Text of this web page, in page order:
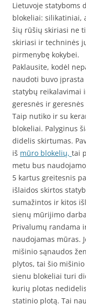
Lietuvoje statyboms
blokeliai: silikatiniai,
šių rūšių skiriasi ne
skiriasi ir techninės
pirmenybę kokybei.
Paklausite, kodėl
naudoti buvo
statybų reikalavimai
geresnės ir
Taip nutiko ir su
blokeliai. Palyginus
didelis skirtumas.
iš mūro blokelių, tai
metu bus
5 kartus greitesnis
išlaidos skirtos
sumažintos ir kitos
sienų mūrijimo
Privalumų randama
naudojamas mūras.
mišinio sąnaudos
plytos, tai šio
sienu blokeliai turi
kurių plotas
statinio plotą. Tai